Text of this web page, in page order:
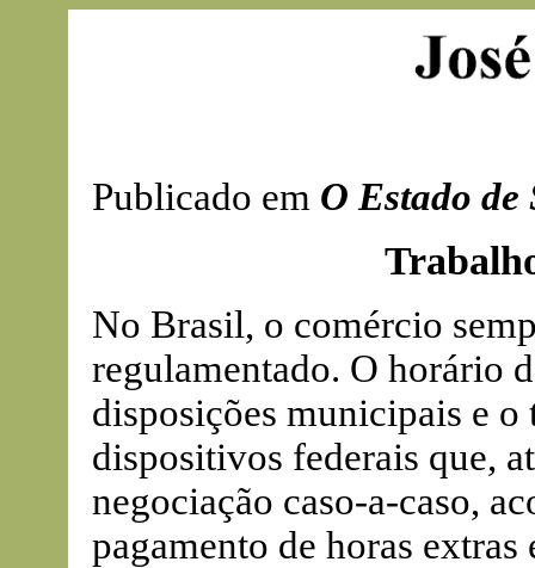
Publicado em O Estado de
No Brasil, o comércio
regulamentado. O horário
disposições municipais e
dispositivos federais que,
negociação caso-a-caso,
pagamento de horas extras